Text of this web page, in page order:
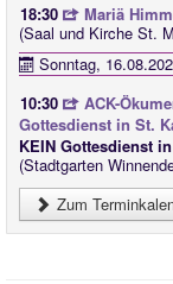
18:30
Mariä
(Saal und Kirche St.
Sonntag,
10:30
ACK-
Gottesdienst in St.
KEIN Gottesdienst
(Stadtgarten
Zum